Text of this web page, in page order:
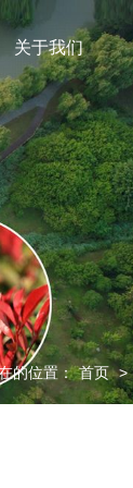
关于我们
的位置： 首页 >